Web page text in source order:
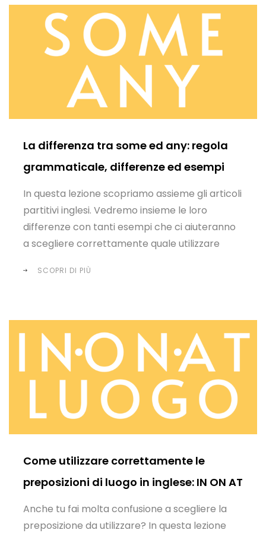
La differenza tra some ed any: regola
grammaticale, differenze ed esempi
In questa lezione scopriamo assieme gli articoli
partitivi inglesi. Vedremo insieme le loro
differenze con tanti esempi che ci aiuteranno
a scegliere correttamente quale utilizzare
SCOPRI DI PIÙ
Come utilizzare correttamente le
preposizioni di luogo in inglese: IN ON AT
Anche tu fai molta confusione a scegliere la
preposizione da utilizzare? In questa lezione